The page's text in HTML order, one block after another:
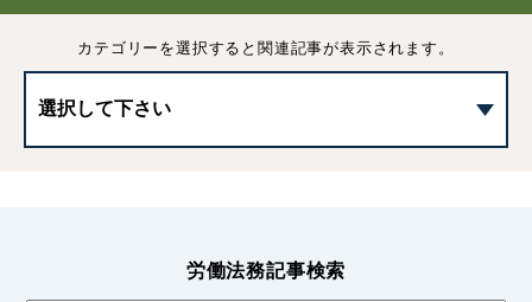
カテゴリーを選択すると関連記事が表示されます。
労働法務記事検索